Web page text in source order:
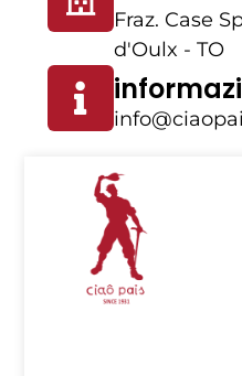
Fraz. Case
d'Oulx - TO